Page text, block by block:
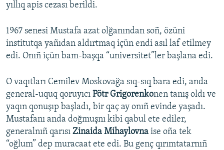
yıllıq apis cezası berildi.
1967 senesi Mustafa azat olğanından soñ, özüni
institutqa yañıdan aldırtmaq içün endi asıl laf etilmey
edi. Onıñ içün bam-başqa “universitet”ler başlana edi.
O vaqıtları Cemilev Moskovağa sıq-sıq bara edi, anda
general-uquq qoruyıcı Pötr Grigorenkonen tanış oldı ve
yaqın qonuşıp başladı, bir qaç ay onıñ evinde yaşadı.
Mustafanı anda doğmuşnı kibi qabul ete ediler,
generalnıñ qarısı Zinaida Mihaylovna ise oña tek
“oğlum” dep muracaat ete edi. Bu genç qırımtatarnıñ